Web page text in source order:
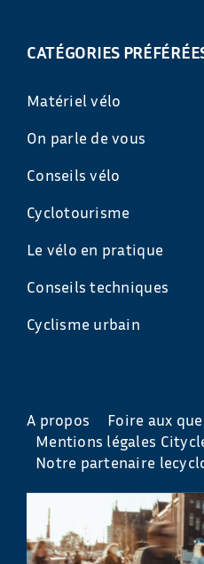
CATÉGORIES
Matériel vélo
On parle de vous
Conseils vélo
Cyclotourisme
Le vélo en pratique
Conseils techniques
Cyclisme urbain
A propos
Foire aux
Mentions légales
Notre partenaire